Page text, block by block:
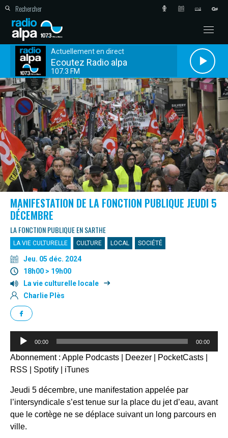
Actuellement en direct
Ecoutez Radio alpa
107.3 FM
MANIFESTATION DE LA FONCTION PUBLIQUE JEUDI 5
DÉCEMBRE
LA FONCTION PUBLIQUE EN SARTHE
LA VIE CULTURELLE CULTURE LOCAL SOCIÉTÉ
Jeu. 05 déc. 2024
18h00 > 19h00
La vie culturelle locale
Charlie Plès
Lecteur
00:00 00:00
Abonnement : Apple Podcasts Deezer PocketCasts
RSS
Spotify iTunes
Jeudi 5 décembre, une manifestation appelée par
l’intersyndicale s’est tenue sur la place du jet d’eau, avant
que le cortège ne se déplace suivant un long parcours en
ville.